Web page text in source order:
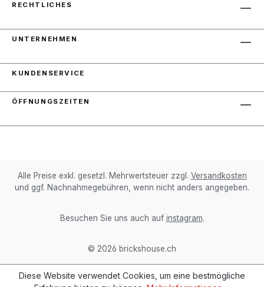
RECHTLICHES
UNTERNEHMEN
KUNDENSERVICE
ÖFFNUNGSZEITEN
Alle Preise exkl. gesetzl. Mehrwertsteuer zzgl. Versandkosten
und ggf. Nachnahmegebühren, wenn nicht anders angegeben.
Besuchen Sie uns auch auf instagram.
© 2026 brickshouse.ch
Diese Website verwendet Cookies, um eine bestmögliche